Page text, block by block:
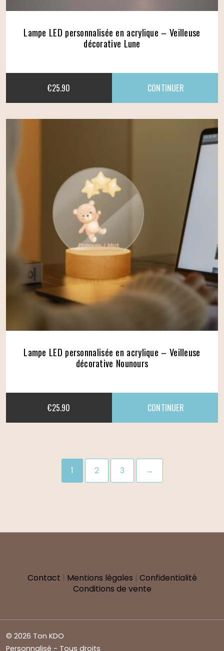
Lampe LED personnalisée en acrylique – Veilleuse
décorative Lune
€25.90
Lampe LED personnalisée en acrylique – Veilleuse
décorative Nounours
€25.90
1 2 3 →
Contact | Mentions légales | Confidentialité
Conditions de vente
© 2026 Ton KDO
Personnalisé - Tous droits